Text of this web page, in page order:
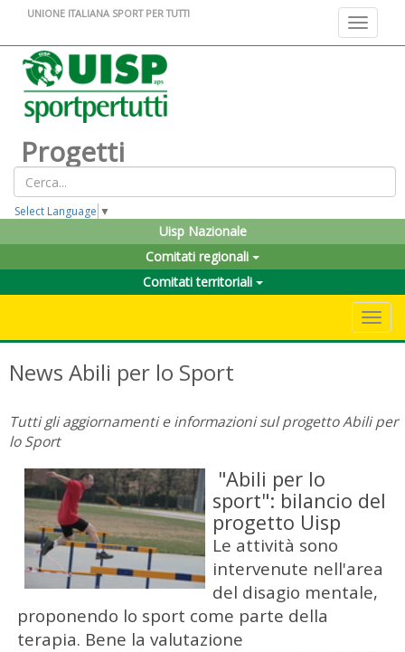
Toggle
UNIONE ITALIANA SPORT PER TUTTI
Progetti
Select Language ▼
Uisp Nazionale
Comitati regionali
Comitati territoriali
News Abili per lo Sport
Tutti gli aggiornamenti e informazioni sul progetto Abili per
lo Sport
"Abili per lo
sport": bilancio del
progetto Uisp
Le attività sono
intervenute nell'area
del disagio mentale,
proponendo lo sport come parte della
terapia. Bene la valutazione